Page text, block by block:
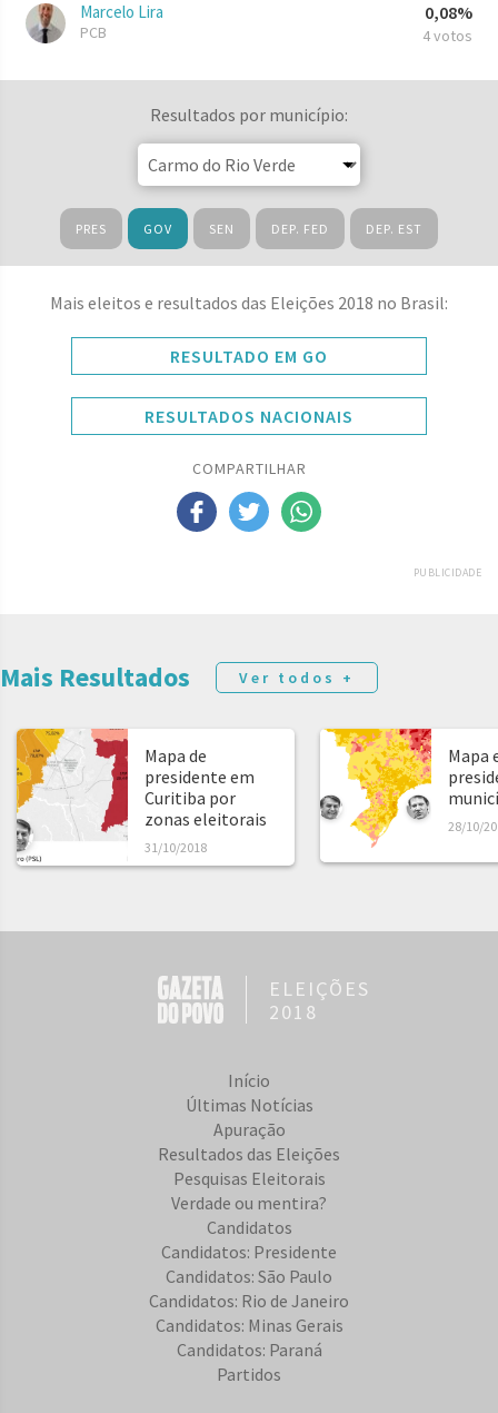
Marcelo Lira
PCB
0,08%
4 votos
Resultados por município:
PRES GOV SEN DEP. FED DEP. EST
Mais eleitos e resultados das Eleições 2018 no Brasil:
RESULTADO EM GO
RESULTADOS NACIONAIS
COMPARTILHAR
PUBLICIDADE
Mais Resultados Ver todos +
Mapa de
presidente em
Curitiba por
zonas eleitorais
31/10/2018
Mapa
28/10/
ELEIÇÕES
2018
Início
Últimas Notícias
Apuração
Resultados das Eleições
Pesquisas Eleitorais
Verdade ou mentira?
Candidatos
Candidatos: Presidente
Candidatos: São Paulo
Candidatos: Rio de Janeiro
Candidatos: Minas Gerais
Candidatos: Paraná
Partidos